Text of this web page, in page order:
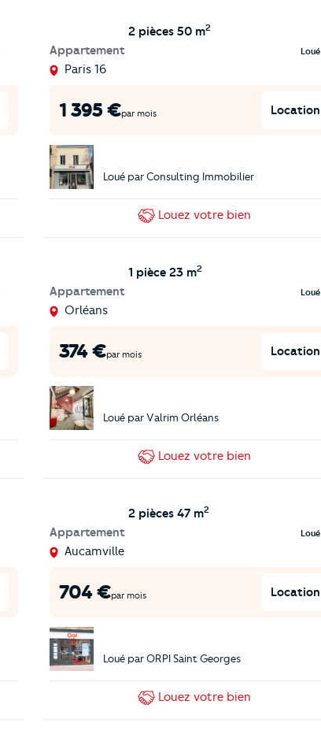
Appartement
2 pièces 50 m2
Loué
Paris 16
1 395 €par mois Location
Loué parConsulting Immobilier
Louez votre bien
Appartement
1 pièce 23 m2
Loué
Orléans
374€par mois Location
Loué parValrim Orléans
Louez votre bien
Appartement
2 pièces 47 m2
Loué
Aucamville
704€par mois Location
Loué parORPI Saint Georges
Louez votre bien